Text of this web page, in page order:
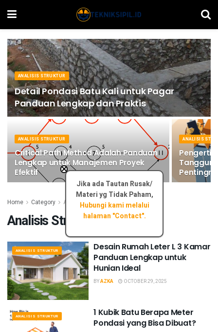
ANALISIS STRUKTUR
Detail Pondasi Batu Kali untuk Pagar
Panduan Lengkap dan Praktis
ANALISIS STRUKTUR
Critical Path Method Adalah Panduan
Lengkap untuk Manajemen Proyek
Efektif
ANALISIS
Home Category Analisis Struktur
Analisis Struktur
ANALISIS STRUKTUR
Desain Rumah Leter L 3 Kamar
Panduan Lengkap untuk
Hunian Ideal
BYAZKA OCTOBER 29, 2025
ANALISIS STRUKTUR
1 Kubik Batu Berapa Meter
Pondasi yang Bisa Dibuat?
Jika ada Tautan Rusak/
Materi yg Tidak Paham,
Hubungi kami melalui
halaman "Contact".
×